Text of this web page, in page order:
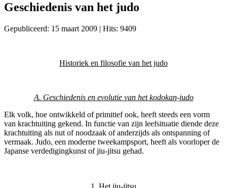
Geschiedenis van het judo
Gepubliceerd: 15 maart 2009 | Hits: 9409
Historiek en filosofie van het judo
A. Geschiedenis en evolutie van het kodokan-judo
Elk volk, hoe ontwikkeld of primitief ook, heeft steeds een vorm
van krachtuiting gekend. In functie van zijn leefsituatie diende deze
krachtuiting als nut of noodzaak of anderzijds als ontspanning of
vermaak. Judo, een moderne tweekampsport, heeft als voorloper de
Japanse verdedigingkunst of jiu-jitsu gehad.